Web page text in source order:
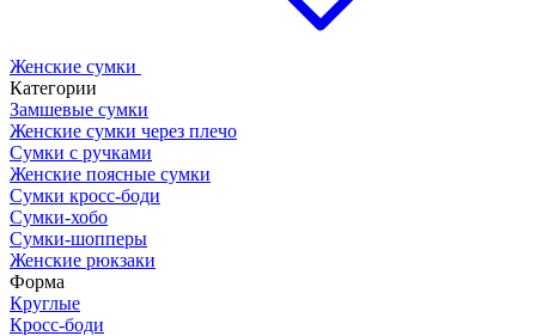
Женские сумки
Категории
Замшевые сумки
Женские сумки через плечо
Сумки с ручками
Женские поясные сумки
Сумки кросс-боди
Сумки-хобо
Сумки-шопперы
Женские рюкзаки
Форма
Круглые
Кросс-боди